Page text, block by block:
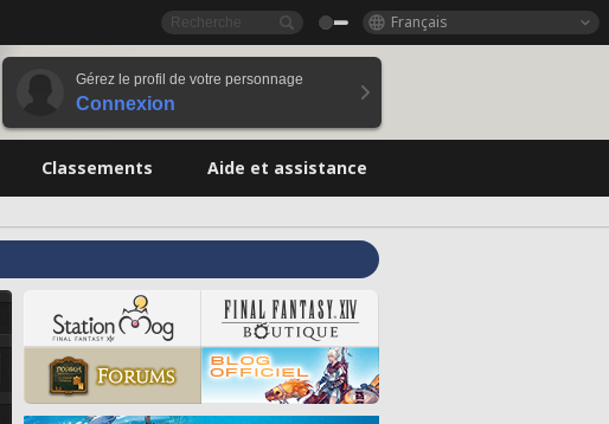
Français
Gérez le profil de votre personnage
Connexion
Classements Aide et assistance